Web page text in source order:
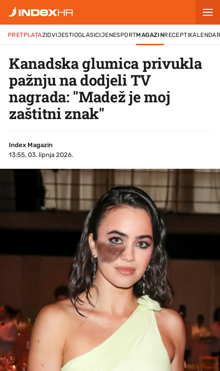
PRETPLATAZIDVIJESTIOGLASICIJENESPORTMAGAZINRECEPTI
Kanadska glumica privukla
pažnju na dodjeli TV
nagrada: "Madež je moj
zaštitni znak"
Index Magazin
13:55, 03. lipnja 2026.